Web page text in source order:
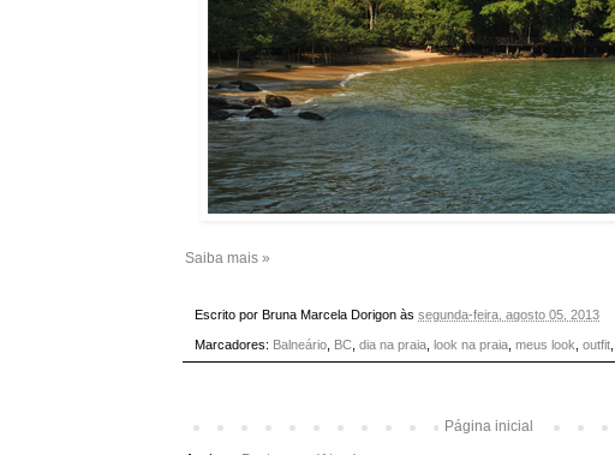
Saiba mais »
Escrito por Bruna Marcela Dorigon às segunda-feira, agosto 05, 2013
Marcadores: Balneário BC dia na praia look na praia meus look outfit
Página inicial